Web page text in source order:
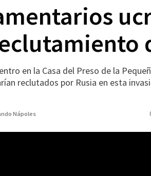
en la Casa del Preso de la
reclutados por Rusia en esta
Nápoles